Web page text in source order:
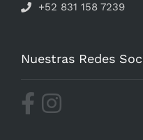
+52 831 158 7239
Nuestras Redes